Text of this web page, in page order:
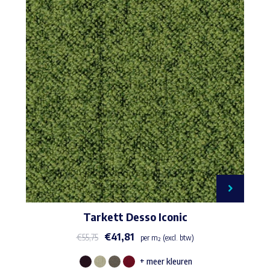
Tarkett Desso Iconic
€55,75 €41,81 per m² (excl. btw)
Dit
+ meer kleuren